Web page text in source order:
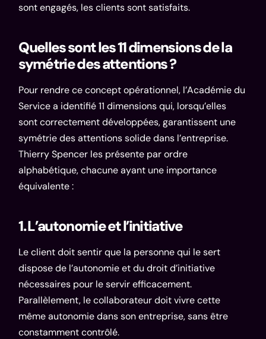
sont engagés, les clients sont satisfaits.
Quelles sont les 11 dimensions de la
symétrie des attentions ?
Pour rendre ce concept opérationnel, l’Académie du
Service a identifié 11 dimensions qui, lorsqu’elles
sont correctement développées, garantissent une
symétrie des attentions solide dans l’entreprise.
Thierry Spencer les présente par ordre
alphabétique, chacune ayant une importance
équivalente :
1. L’autonomie et l’initiative
Le client doit sentir que la personne qui le sert
dispose de l’autonomie et du droit d’initiative
nécessaires pour le servir efficacement.
Parallèlement, le collaborateur doit vivre cette
même autonomie dans son entreprise, sans être
constamment contrôlé.